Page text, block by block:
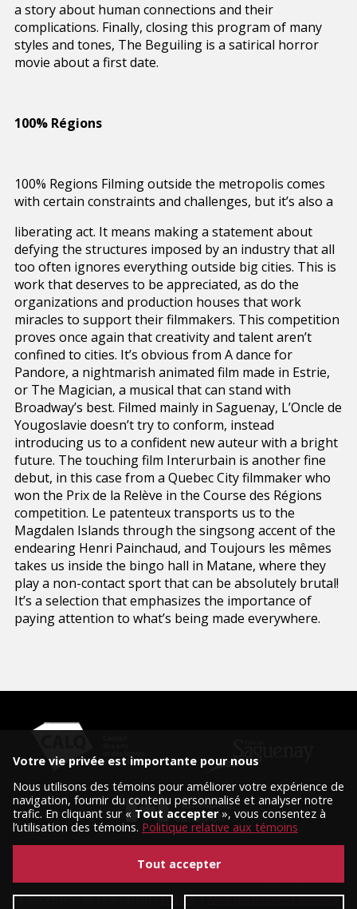
a story about human connections and their
complications. Finally, closing this program of many
styles and tones, The Beguiling is a satirical horror
movie about a first date.
100% Régions
100% Regions Filming outside the metropolis comes
with certain constraints and challenges, but it’s also a
liberating act. It means making a statement about
defying the structures imposed by an industry that all
too often ignores everything outside big cities. This is
work that deserves to be appreciated, as do the
organizations and production houses that work
miracles to support their filmmakers. This competition
proves once again that creativity and talent aren’t
confined to cities. It’s obvious from A dance for
Pandore, a nightmarish animated film made in Estrie,
or The Magician, a musical that can stand with
Broadway’s best. Filmed mainly in Saguenay, L’Oncle de
Yougoslavie doesn’t try to conform, instead
introducing us to a confident new auteur with a bright
future. The touching film Interurbain is another fine
debut, in this case from a Quebec City filmmaker who
won the Prix de la Relève in the Course des Régions
competition. Le patenteux transports us to the
Magdalen Islands through the singsong accent of the
endearing Henri Painchaud, and Toujours les mêmes
takes us inside the bingo hall in Matane, where they
play a non-contact sport that can be absolutely brutal!
It’s a selection that emphasizes the importance of
paying attention to what’s being made everywhere.
Conception et réalisation :Nubee|Mes préférences cookies
Votre vie privée est importante pour nous
Nous utilisons des témoins pour améliorer votre expérience de
navigation, fournir du contenu personnalisé et analyser notre
trafic. En cliquant sur « Tout accepter», vous consentez à
l’utilisation des témoins. Politique relative aux témoins
Tout accepter